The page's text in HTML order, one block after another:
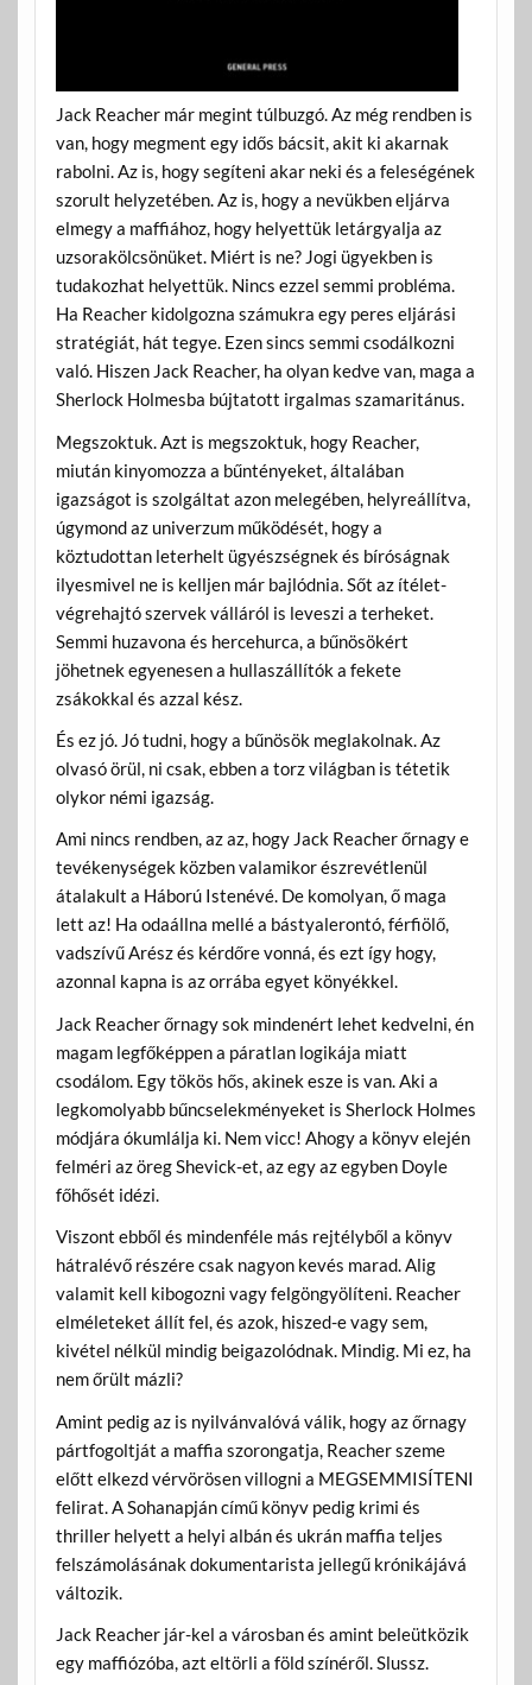
Jack Reacher már megint túlbuzgó. Az még rendben is
van, hogy megment egy idős bácsit, akit ki akarnak
rabolni. Az is, hogy segíteni akar neki és a feleségének
szorult helyzetében. Az is, hogy a nevükben eljárva
elmegy a maffiához, hogy helyettük letárgyalja az
uzsorakölcsönüket. Miért is ne? Jogi ügyekben is
tudakozhat helyettük. Nincs ezzel semmi probléma.
Ha Reacher kidolgozna számukra egy peres eljárási
stratégiát, hát tegye. Ezen sincs semmi csodálkozni
való. Hiszen Jack Reacher, ha olyan kedve van, maga a
Sherlock Holmesba bújtatott irgalmas szamaritánus.
Megszoktuk. Azt is megszoktuk, hogy Reacher,
miután kinyomozza a bűntényeket, általában
igazságot is szolgáltat azon melegében, helyreállítva,
úgymond az univerzum működését, hogy a
köztudottan leterhelt ügyészségnek és bíróságnak
ilyesmivel ne is kelljen már bajlódnia. Sőt az ítélet-
végrehajtó szervek válláról is leveszi a terheket.
Semmi huzavona és hercehurca, a bűnösökért
jöhetnek egyenesen a hullaszállítók a fekete
zsákokkal és azzal kész.
És ez jó. Jó tudni, hogy a bűnösök meglakolnak. Az
olvasó örül, ni csak, ebben a torz világban is tétetik
olykor némi igazság.
Ami nincs rendben, az az, hogy Jack Reacher őrnagy e
tevékenységek közben valamikor észrevétlenül
átalakult a Háború Istenévé. De komolyan, ő maga
lett az! Ha odaállna mellé a bástyalerontó, férfiölő,
vadszívű Arész és kérdőre vonná, és ezt így hogy,
azonnal kapna is az orrába egyet könyékkel.
Jack Reacher őrnagy sok mindenért lehet kedvelni, én
magam legfőképpen a páratlan logikája miatt
csodálom. Egy tökös hős, akinek esze is van. Aki a
legkomolyabb bűncselekményeket is Sherlock Holmes
módjára ókumlálja ki. Nem vicc! Ahogy a könyv elején
felméri az öreg Shevick-et, az egy az egyben Doyle
főhősét idézi.
Viszont ebből és mindenféle más rejtélyből a könyv
hátralévő részére csak nagyon kevés marad. Alig
valamit kell kibogozni vagy felgöngyölíteni. Reacher
elméleteket állít fel, és azok, hiszed-e vagy sem,
kivétel nélkül mindig beigazolódnak. Mindig. Mi ez, ha
nem őrült mázli?
Amint pedig az is nyilvánvalóvá válik, hogy az őrnagy
pártfogoltját a maffia szorongatja, Reacher szeme
előtt elkezd vérvörösen villogni a MEGSEMMISÍTENI
felirat. A Sohanapján című könyv pedig krimi és
thriller helyett a helyi albán és ukrán maffia teljes
felszámolásának dokumentarista jellegű krónikájává
változik.
Jack Reacher jár-kel a városban és amint beleütközik
egy maffiózóba, azt eltörli a föld színéről. Slussz.